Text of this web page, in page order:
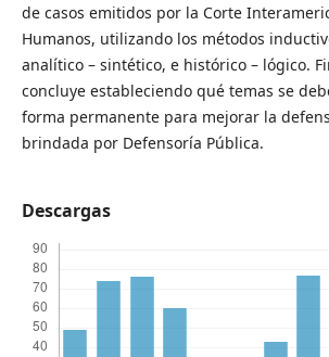
de casos emitidos por la Corte
Humanos, utilizando los métodos
analítico – sintético, e histórico – lógico.
concluye estableciendo qué temas se
forma permanente para mejorar la
brindada por Defensoría Pública.
Descargas